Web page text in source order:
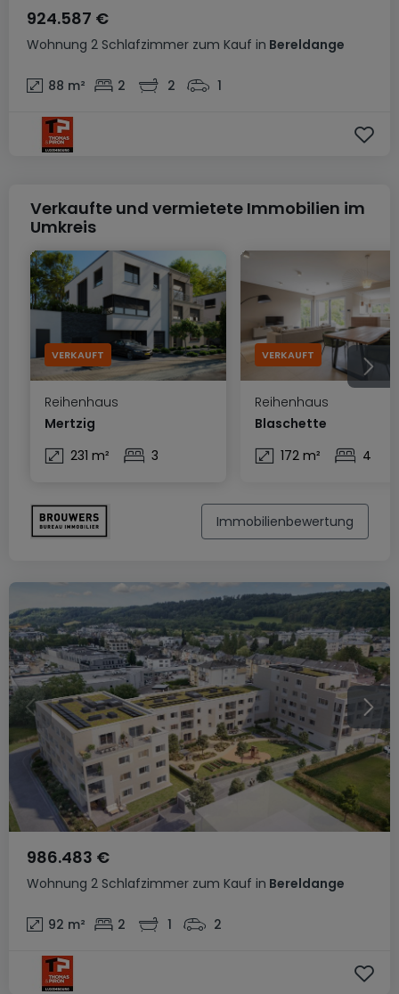
Wohnung 2 Schlafzimmer zum Kauf in Bereldange
924.587 €
88 m² 2 2 1
Verkaufte und vermietete Immobilien im
Umkreis
VERKAUFT
Reihenhaus
Mertzig
231 m²
3
VERKAUFT
Reihenhaus
Blaschette
172 m²
4
Immobilienbewertung
Wohnung 2 Schlafzimmer zum Kauf in Bereldange
986.483 €
92 m² 2 1 2